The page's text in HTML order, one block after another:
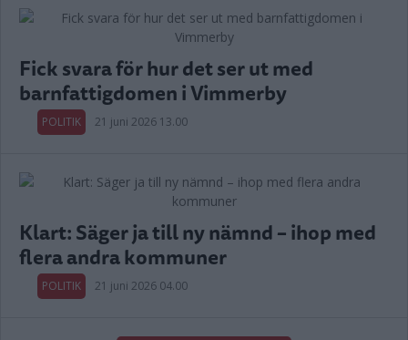
Fick svara för hur det ser ut med
barnfattigdomen i Vimmerby
POLITIK 21 juni 2026 13.00
Klart: Säger ja till ny nämnd – ihop med
flera andra kommuner
POLITIK 21 juni 2026 04.00